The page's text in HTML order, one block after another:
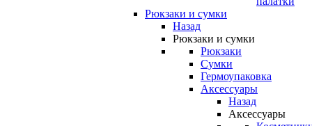
Рюкзаки и сумки
Назад
Рюкзаки и сумки
Рюкзаки
Сумки
Гермоупаковка
Аксессуары
Назад
Аксессуары